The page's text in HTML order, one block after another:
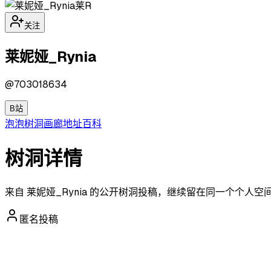
莱R
关注
莱妮娅_Rynia
@703018634
B站
泡泡树洞画廊地址百科
树洞详情
来自 莱妮娅_Rynia 的公开树洞投稿，继续留在同一个个人空
匿名投稿